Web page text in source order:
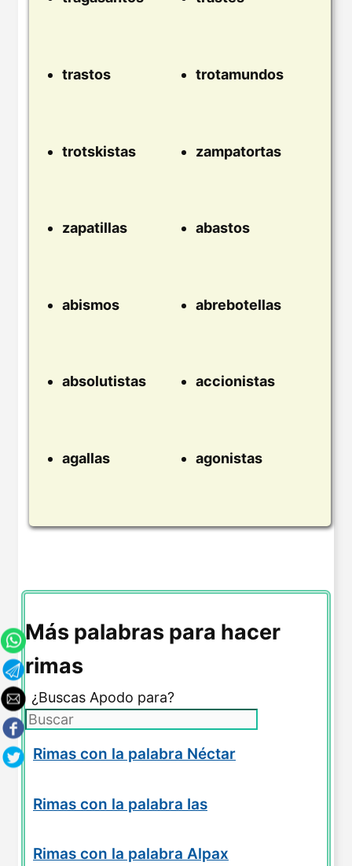
trastos trotamundos
trotskistas zampatortas
zapatillas abastos
abismos abrebotellas
absolutistas accionistas
agallas agonistas
Más palabras para hacer
rimas
¿Buscas Apodo para?
Rimas con la palabra Néctar
Rimas con la palabra Ias
Rimas con la palabra Alpax